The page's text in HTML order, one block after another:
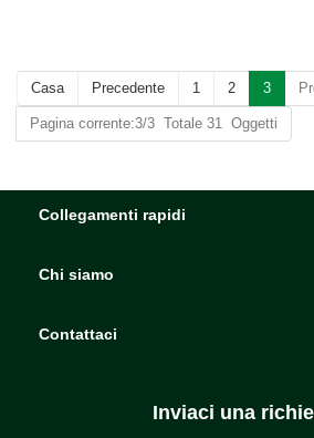
Casa Precedente 1 2 3
Pagina corrente:3/3 Totale 31 Oggetti
Collegamenti rapidi
Chi siamo
Contattaci
Inviaci una